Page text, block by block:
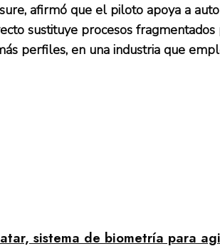
afirmó que el piloto apoya a
sustituye procesos
perfiles, en una industria que
sistema de biometría para